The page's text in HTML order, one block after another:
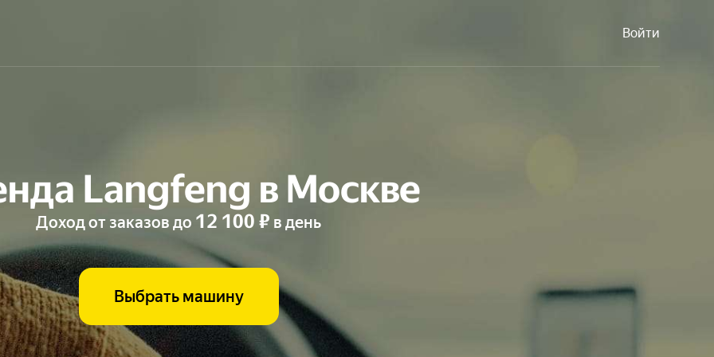
Войти
Langfeng в Москве
Доход от заказов до 12 100 ₽ в день
Выбрать машину